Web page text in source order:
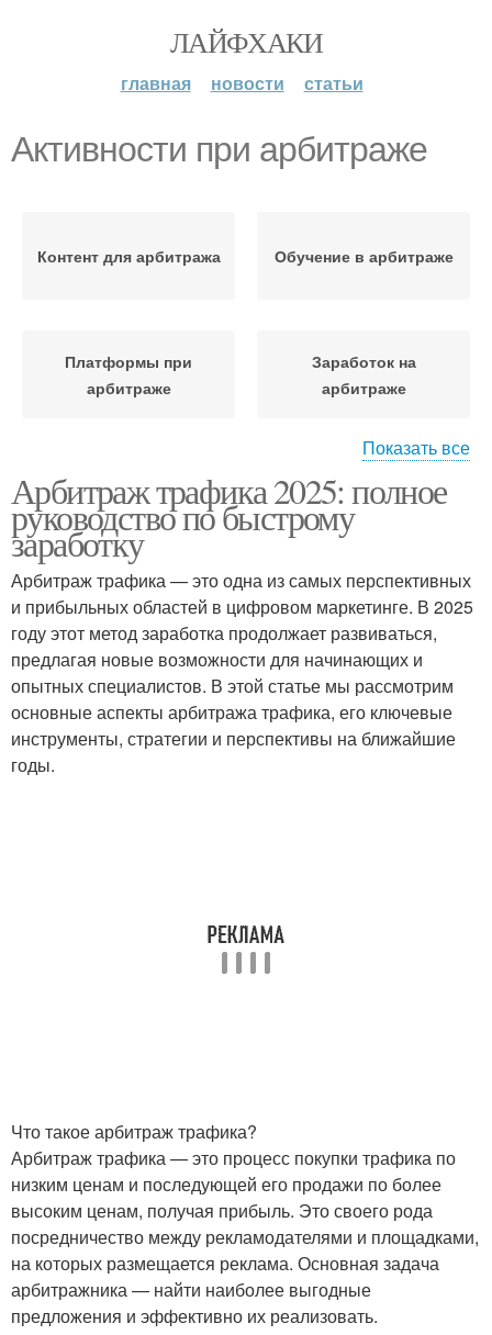
ЛАЙФХАКИ
главная новости статьи
Активности при арбитраже
Контент для арбитража Обучение в арбитраже
Платформы при
арбитраже
Заработок на
арбитраже
Ниша для арбитража
Подозрительная
активность
Показать все
Арбитраж трафика 2025: полное
руководство по быстрому
заработку
Арбитраж трафика — это одна из самых перспективных
и прибыльных областей в цифровом маркетинге. В 2025
году этот метод заработка продолжает развиваться,
предлагая новые возможности для начинающих и
опытных специалистов. В этой статье мы рассмотрим
основные аспекты арбитража трафика, его ключевые
инструменты, стратегии и перспективы на ближайшие
годы.
Что такое арбитраж трафика?
Арбитраж трафика — это процесс покупки трафика по
низким ценам и последующей его продажи по более
высоким ценам, получая прибыль. Это своего рода
посредничество между рекламодателями и площадками,
на которых размещается реклама. Основная задача
арбитражника — найти наиболее выгодные
предложения и эффективно их реализовать.